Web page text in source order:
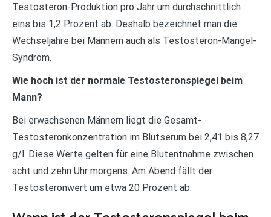
Testosteron-Produktion pro Jahr um durchschnittlich
eins bis 1,2 Prozent ab. Deshalb bezeichnet man die
Wechseljahre bei Männern auch als Testosteron-Mangel-
Syndrom.
Wie hoch ist der normale Testosteronspiegel beim
Mann?
Bei erwachsenen Männern liegt die Gesamt-
Testosteronkonzentration im Blutserum bei 2,41 bis 8,27
g/l. Diese Werte gelten für eine Blutentnahme zwischen
acht und zehn Uhr morgens. Am Abend fällt der
Testosteronwert um etwa 20 Prozent ab.